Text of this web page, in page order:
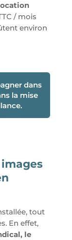
/ mois
environ
dans
la mise
tout
En effet,
le